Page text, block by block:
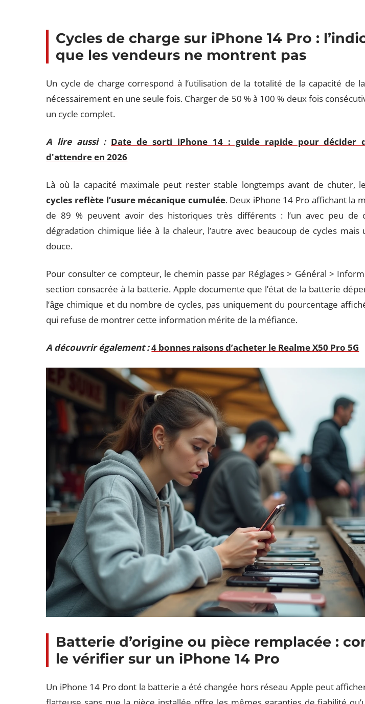
Cycles de charge sur iPhone 14 Pro :
que les vendeurs ne montrent pas
Un cycle de charge correspond à l’utilisation de la totalité de la capacité de
nécessairement en une seule fois. Charger de 50 % à 100 % deux fois
un cycle complet.
A lire aussi : Date de sorti iPhone 14 : guide rapide pour décider
d'attendre en 2026
Là où la capacité maximale peut rester stable longtemps avant de chuter, le
cycles reflète l’usure mécanique cumulée. Deux iPhone 14 Pro affichant la
de 89 % peuvent avoir des historiques très différents : l’un avec peu de
dégradation chimique liée à la chaleur, l’autre avec beaucoup de cycles mais
douce.
Pour consulter ce compteur, le chemin passe par Réglages > Général >
section consacrée à la batterie. Apple documente que l’état de la batterie
l’âge chimique et du nombre de cycles, pas uniquement du pourcentage
qui refuse de montrer cette information mérite de la méfiance.
A découvrir également :4 bonnes raisons d’acheter le Realme X50 Pro 5G
Batterie d’origine ou pièce remplacée :
le vérifier sur un iPhone 14 Pro
Un iPhone 14 Pro dont la batterie a été changée hors réseau Apple peut